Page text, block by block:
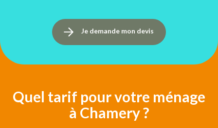
Je demande mon devis
Quel tarif pour votre ménage
à Chamery ?